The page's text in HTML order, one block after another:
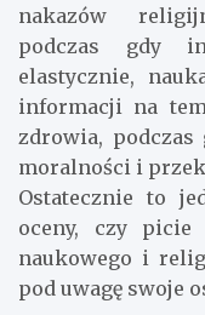
nakazów
podczas gdy
elastycznie,
informacji na
zdrowia,
moralności i
Ostatecznie to
oceny, czy
naukowego i
pod uwagę swoje